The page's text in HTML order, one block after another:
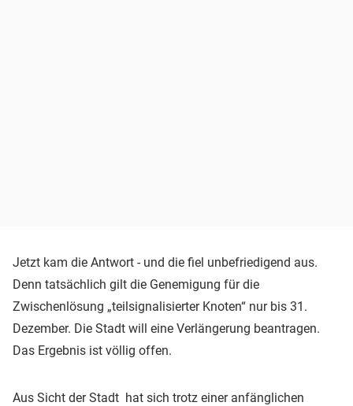
Jetzt kam die Antwort - und die fiel unbefriedigend aus.
Denn tatsächlich gilt die Genemigung für die
Zwischenlösung „teilsignalisierter Knoten“ nur bis 31.
Dezember. Die Stadt will eine Verlängerung beantragen.
Das Ergebnis ist völlig offen.
Aus Sicht der Stadt hat sich trotz einer anfänglichen